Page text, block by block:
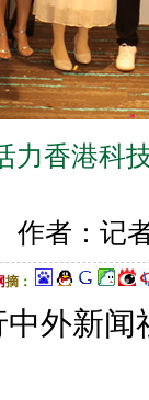
力香港科
作者：记
摘：
外新